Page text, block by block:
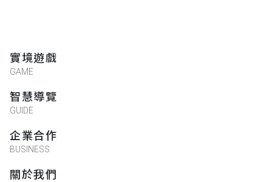
實境遊戲
GAME
智慧導覽
GUIDE
企業合作
BUSINESS
關於我們